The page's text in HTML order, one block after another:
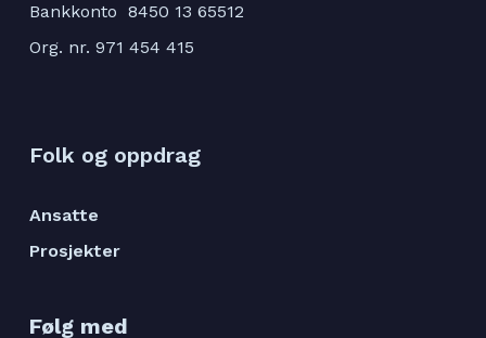
Bankkonto 8450 13 65512
Org. nr. 971 454 415
Folk og oppdrag
Ansatte
Prosjekter
Følg med